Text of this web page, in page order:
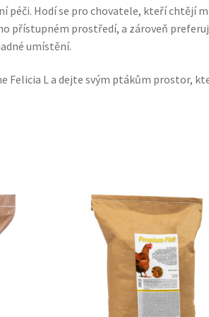
péči. Hodí se pro chovatele, kteří chtějí
přístupném prostředí, a zároveň
umístění.
Felicia L a dejte svým ptákům prostor,